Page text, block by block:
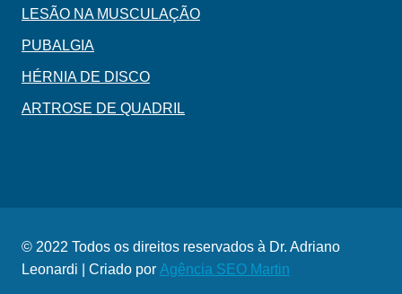
LESÃO NA MUSCULAÇÃO
PUBALGIA
HÉRNIA DE DISCO
ARTROSE DE QUADRIL
© 2022 Todos os direitos reservados à Dr. Adriano
Leonardi | Criado por Agência SEO Martin